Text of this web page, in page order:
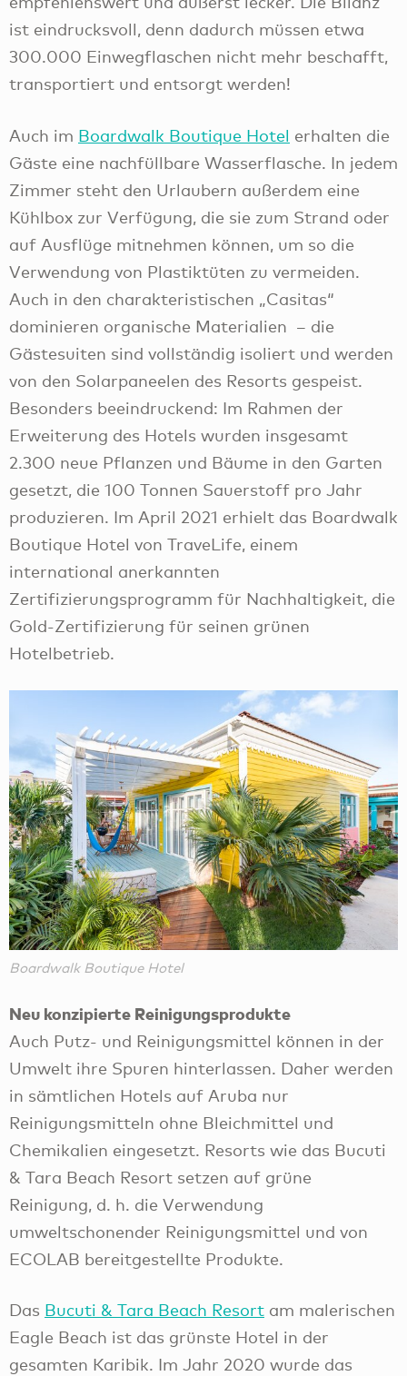
ist eindrucksvoll, denn dadurch müssen etwa
300.000 Einwegflaschen nicht mehr beschafft,
transportiert und entsorgt werden!
Auch im Boardwalk Boutique Hotel erhalten die
Gäste eine nachfüllbare Wasserflasche. In jedem
Zimmer steht den Urlaubern außerdem eine
Kühlbox zur Verfügung, die sie zum Strand oder
auf Ausflüge mitnehmen können, um so die
Verwendung von Plastiktüten zu vermeiden.
Auch in den charakteristischen „Casitas“
dominieren organische Materialien – die
Gästesuiten sind vollständig isoliert und werden
von den Solarpaneelen des Resorts gespeist.
Besonders beeindruckend: Im Rahmen der
Erweiterung des Hotels wurden insgesamt
2.300 neue Pflanzen und Bäume in den Garten
gesetzt, die 100 Tonnen Sauerstoff pro Jahr
produzieren. Im April 2021 erhielt das Boardwalk
Boutique Hotel von TraveLife, einem
international anerkannten
Zertifizierungsprogramm für Nachhaltigkeit, die
Gold-Zertifizierung für seinen grünen
Hotelbetrieb.
Boardwalk Boutique Hotel
Neu konzipierte Reinigungsprodukte
Auch Putz- und Reinigungsmittel können in der
Umwelt ihre Spuren hinterlassen. Daher werden
in sämtlichen Hotels auf Aruba nur
Reinigungsmitteln ohne Bleichmittel und
Chemikalien eingesetzt. Resorts wie das Bucuti
& Tara Beach Resort setzen auf grüne
Reinigung, d. h. die Verwendung
umweltschonender Reinigungsmittel und von
ECOLAB bereitgestellte Produkte.
Das Bucuti & Tara Beach Resort am malerischen
Eagle Beach ist das grünste Hotel in der
gesamten Karibik. Im Jahr 2020 wurde das